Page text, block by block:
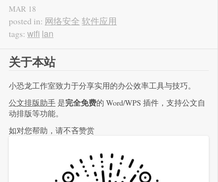
MAR 18
posted in: 网络安全 软件应用
tags: wifi lan
关于本站
小恐龙工作室致力于分享实用的办公效率工具与技巧。
公文排版助手 是完全免费的 Word/WPS 插件，支持公文自
动排版等功能。
如对您帮助，请不吝赞赏